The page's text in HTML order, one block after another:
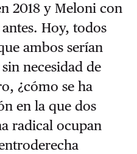
2018 y Meloni con
Hoy, todos
ambos serían
necesidad de
¿cómo se ha
en la que dos
radical ocupan